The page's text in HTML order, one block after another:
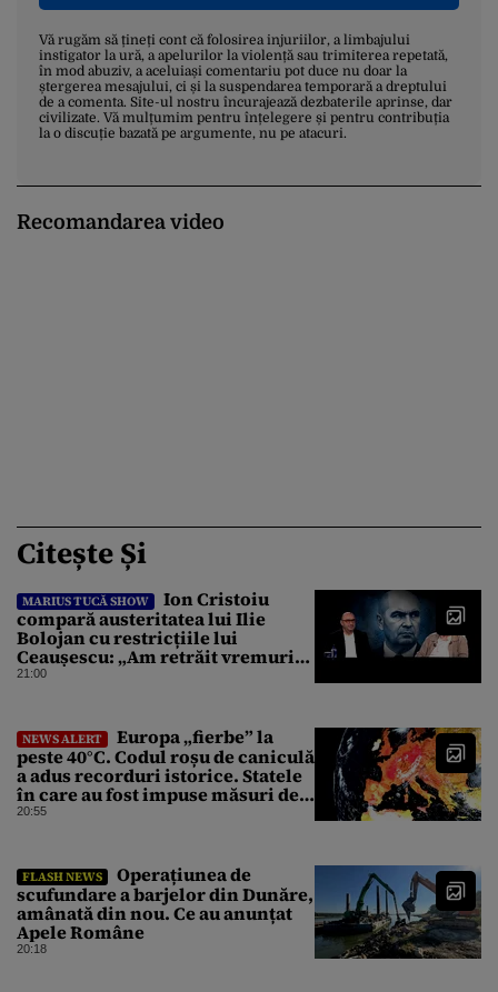
Vă rugăm să țineți cont că folosirea injuriilor, a limbajului
instigator la ură, a apelurilor la violență sau trimiterea repetată,
în mod abuziv, a aceluiași comentariu pot duce nu doar la
ștergerea mesajului, ci și la suspendarea temporară a dreptului
de a comenta. Site-ul nostru încurajează dezbaterile aprinse, dar
civilizate. Vă mulțumim pentru înțelegere și pentru contribuția
la o discuție bazată pe argumente, nu pe atacuri.
Recomandarea video
Citește Și
MARIUS TUCĂ SHOW
Ion Cristoiu
compară austeritatea lui Ilie
Bolojan cu restricțiile lui
Ceaușescu: „Am retrăit vremurile
tinereții”
21:00
NEWS ALERT
Europa „fierbe” la
peste 40°C. Codul roșu de caniculă
a adus recorduri istorice. Statele
în care au fost impuse măsuri de
urgență
20:55
FLASH NEWS
Operațiunea de
scufundare a barjelor din Dunăre,
amânată din nou. Ce au anunțat
Apele Române
20:18